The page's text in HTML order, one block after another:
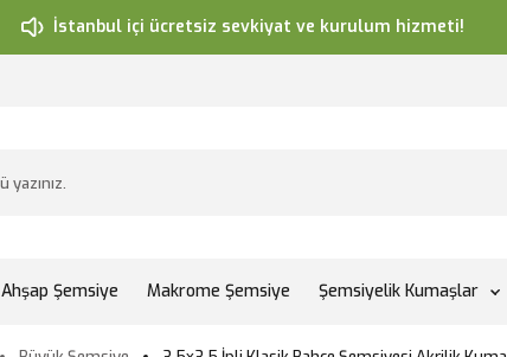
İstanbul içi ücretsiz sevkiyat ve kurulum hizmeti!
Ahşap Şemsiye Makrome Şemsiye Şemsiyelik Kumaşlar